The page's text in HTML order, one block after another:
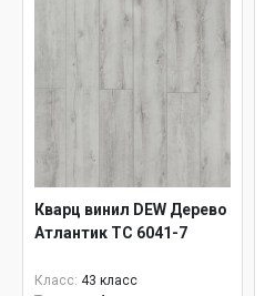
Кварц винил DEW Дерево
Атлантик ТС 6041-7
Класс: 43 класс